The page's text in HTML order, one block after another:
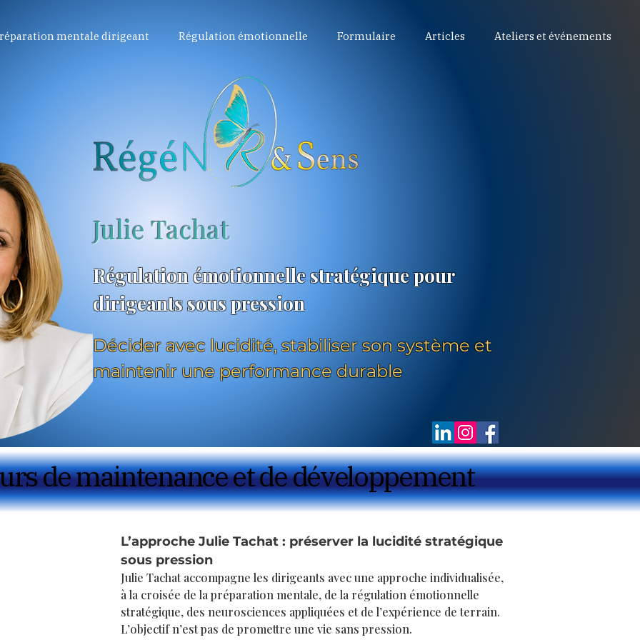
mentale dirigeant Régulation émotionnelle Formulaire Articles Ateliers et événements
Julie Tachat
Régulation émotionnelle stratégique pour
dirigeants sous pression
Décider avec lucidité, stabiliser son système et
maintenir une performance durable
Qui suis-je ?
L’approche Julie Tachat : préserver la lucidité stratégique
sous pression
Julie Tachat accompagne les dirigeants avec une approche individualisée,
à la croisée de la préparation mentale, de la régulation émotionnelle
stratégique, des neurosciences appliquées et de l’expérience de terrain.
L’objectif n’est pas de promettre une vie sans pression.
de maintenance et de développement
de maintenance et de développement